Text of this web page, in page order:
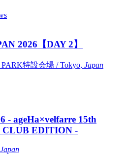
2026【DAY 2】
特設会場 / Tokyo, Japan
- ageHa×velfarre 15th
CLUB EDITION -
Japan